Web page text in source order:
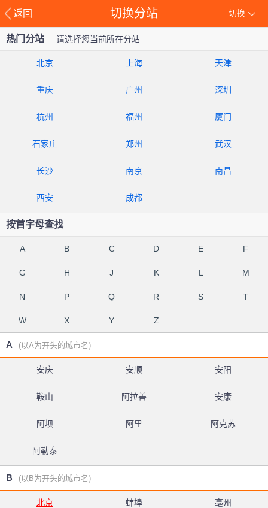
返回 切换
切换分站
热门分站 请选择您当前所在分站
北京 上海 天津
重庆 广州 深圳
杭州 福州 厦门
石家庄 郑州 武汉
长沙 南京 南昌
西安 成都
按首字母查找
A B C D E F
G H J K L M
N P Q R S T
W X Y Z
A (以A为开头的城市名)
安庆 安顺 安阳
鞍山 阿拉善 安康
阿坝 阿里 阿克苏
阿勒泰
B (以B为开头的城市名)
北京 蚌埠 亳州